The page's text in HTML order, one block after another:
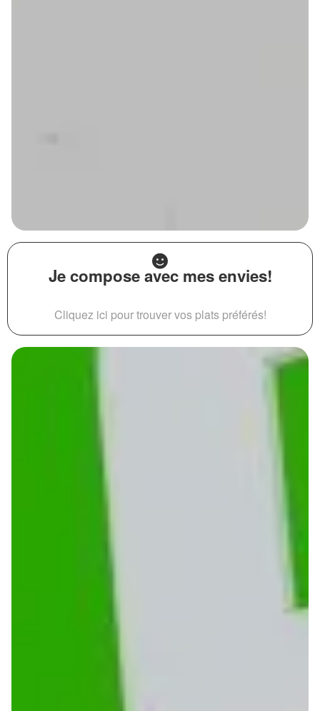
Je compose avec mes envies!
Cliquez ici pour trouver vos plats préférés!